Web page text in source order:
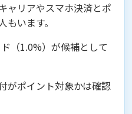
ャリアやスマホ決済とポ
います。
（1.0%）が候補として
がポイント対象かは確認